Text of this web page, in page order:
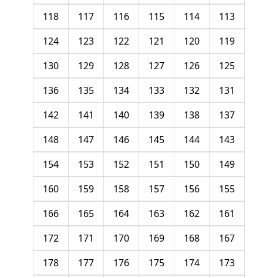
113
114
115
116
117
118
119
120
121
122
123
124
125
126
127
128
129
130
131
132
133
134
135
136
137
138
139
140
141
142
143
144
145
146
147
148
149
150
151
152
153
154
155
156
157
158
159
160
161
162
163
164
165
166
167
168
169
170
171
172
173
174
175
176
177
178